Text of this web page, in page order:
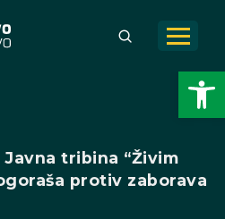
Open toolbar
tribina “Živim
protiv zaborava